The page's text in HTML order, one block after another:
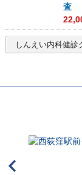
査
しんえい内科健診